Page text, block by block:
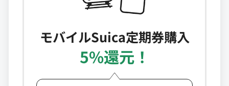
モバイルSuica定期券購入
5%還元！